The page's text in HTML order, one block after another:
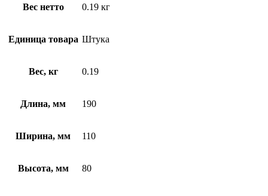
Вес нетто 0.19 кг
Единица товара Штука
Вес, кг 0.19
Длина, мм 190
Ширина, мм 110
Высота, мм 80